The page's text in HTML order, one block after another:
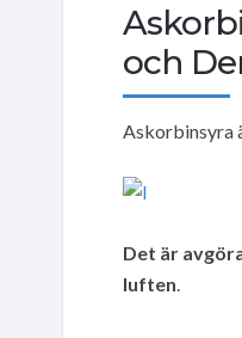
och
Askorbinsyra
Det är
luften.